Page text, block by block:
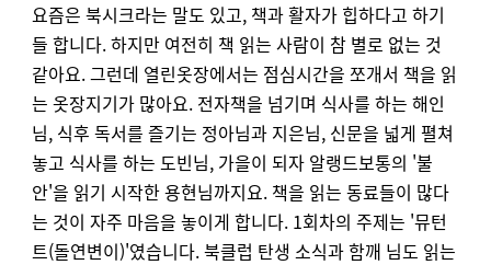
요즘은 북시크라는 말도 있고, 책과 활자가 힙하다고 하기
들 합니다. 하지만 여전히 책 읽는 사람이 참 별로 없는 것
같아요. 그런데 열린옷장에서는 점심시간을 쪼개서 책을 읽
는 옷장지기가 많아요. 전자책을 넘기며 식사를 하는 해인
님, 식후 독서를 즐기는 정아님과 지은님, 신문을 넓게 펼쳐
놓고 식사를 하는 도빈님, 가을이 되자 알랭드보통의 '불
안'을 읽기 시작한 용현님까지요. 책을 읽는 동료들이 많다
는 것이 자주 마음을 놓이게 합니다. 1회차의 주제는 '뮤턴
트(돌연변이)'였습니다. 북클럽 탄생 소식과 함깨 님도 읽는